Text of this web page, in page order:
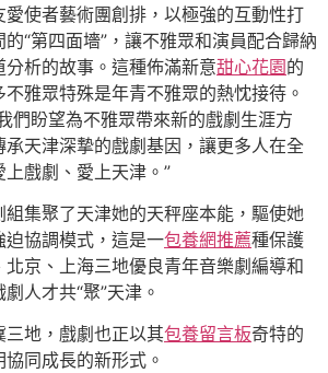
使者藝術團創排，以極強的互動性打
“第四面墻”，讓不雅眾和演員配合歸納
析的故事。這種佈滿新意甜心花園的
雅眾特殊是年青不雅眾的熱忱接待。
們盼望為不雅眾帶來新的戲劇生涯方
天津深摯的戲劇基因，讓更多人在全
戲劇、愛上天津。”
組集聚了天津她的天秤座本能，驅使她
協調模式，這是一包養網推薦種保護
北京、上海三地優良青年音樂劇編導和
人才共“聚”天津。
三地，戲劇也正以其包養留言板奇特的
同成長的新形式。